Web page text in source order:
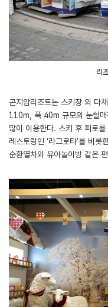
리
곤지암리조트는 스키장 외 다
110m, 폭 40m 규모의 눈썰매
많이 이용한다. 스키 후 피로
레스토랑인 ‘라그로타’를 비
순환열차와 유아놀이방 같은